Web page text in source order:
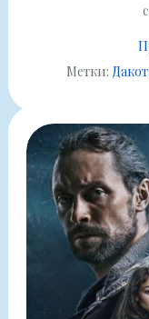
Метки: